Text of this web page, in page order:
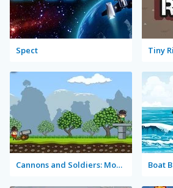
Spect Tiny
Cannons and Soldiers: Mountain Offense Boat